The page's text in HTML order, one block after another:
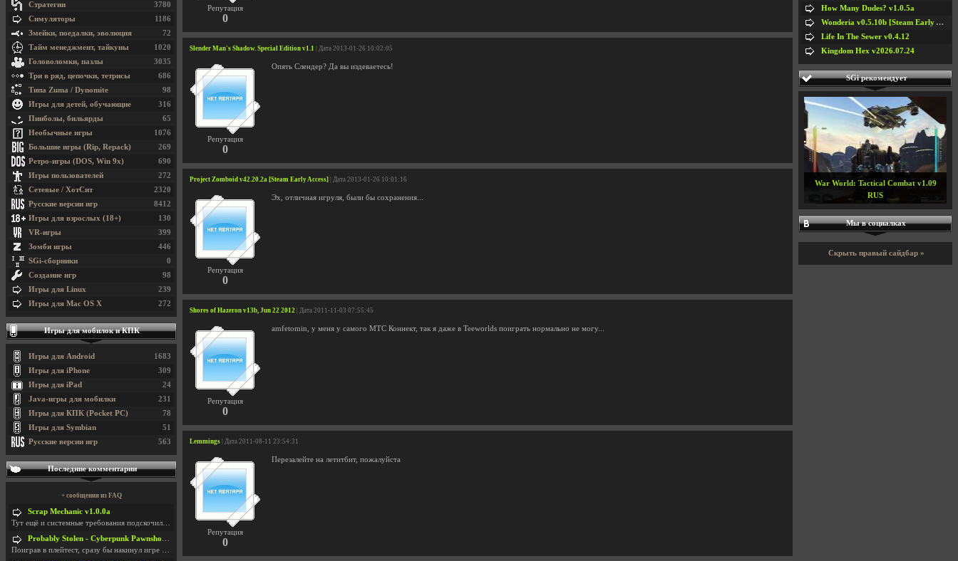
Репутация
0
Slender Man's Shadow. Special Edition v1.1 | Дата 2013-01-26 10:02:05
Репутация
0
Опять Слендер? Да вы издеваетесь!
Project Zomboid v42.20.2a [Steam Early Access] | Дата 2013-01-26 10:01:16
Репутация
0
Эх, отличная игруля, были бы сохранения...
Shores of Hazeron v13b, Jun 22 2012 | Дата 2011-11-03 07:55:45
Репутация
0
amfetomin, у меня у самого МТС Коннект, так я даже в Teeworlds поиграть нормально не могу...
Lemmings | Дата 2011-08-11 23:54:31
Репутация
0
Перезалейте на летитбит, пожалуйста
3780
Стратегии
1186
Симуляторы
72
Змейки, поедалки, эволюция
1020
Тайм менеджмент, тайкуны
3035
Головоломки, пазлы
686
Три в ряд, цепочки, тетрисы
98
Типа Zuma / Dynomite
316
Игры для детей, обучающие
65
Пинболы, бильярды
1076
Необычные игры
269
Большие игры (Rip, Repack)
690
Ретро-игры (DOS, Win 9x)
272
Игры пользователей
2320
Сетевые / ХотСит
8412
Русские версии игр
130
Игры для взрослых (18+)
399
VR-игры
446
Зомби игры
0
SGi-сборники
98
Создание игр
239
Игры для Linux
272
Игры для Mac OS X
Игры для мобилок и КПК
1683
Игры для Android
309
Игры для iPhone
24
Игры для iPad
231
Java-игры для мобилки
78
Игры для КПК (Pocket PC)
51
Игры для Symbian
563
Русские версии игр
Последние комментарии
+ сообщения из FAQ
Scrap Mechanic v1.0.0a
Тут ещё и системные требования подскочили. Если не
Probably Stolen - Cyberpunk Pawnshop Simulator v048c [Playtest]
Поиграв в плейтест, сразу бы накинул игре наивысши
How Many Dudes? v1.0.5a
Wonderia v0.5.10b [Steam Early Access]
Life In The Sewer v0.4.12
Kingdom Hex v2026.07.24
SGi рекомендует
War World: Tactical Combat v1.09
RUS
Мы в социалках
Скрыть правый сайдбар »